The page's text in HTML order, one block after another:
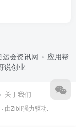
运会资讯网
应用帮
说创业
关于我们
· 由Zibll强力驱动.